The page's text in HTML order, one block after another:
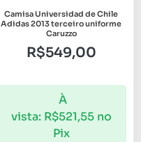
Camisa Universidad de Chile
Adidas 2013 terceiro uniforme
Caruzzo
R$549,00
À
vista: R$521,55 no
Pix